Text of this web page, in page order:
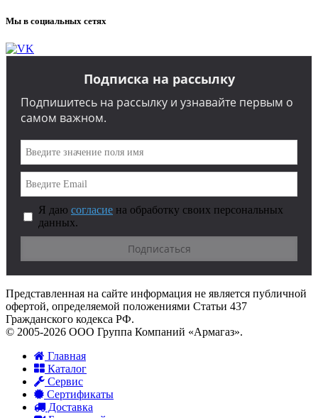
Мы в социальных сетях
Подписка на рассылку
Подпишитесь на рассылку и узнавайте первым о
самом важном.
Я даю согласие на обработку своих персональных
данных.
Представленная на сайте информация не является публичной
офертой, определяемой положениями Статьи 437
Гражданского кодекса РФ.
© 2005-2026 ООО Группа Компаний «Армагаз».
Главная
Каталог
Сервис
Сертификаты
Доставка